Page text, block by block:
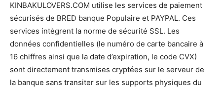
KINBAKULOVERS.COM utilise les services de paiement
sécurisés de BRED banque Populaire et PAYPAL. Ces
services intègrent la norme de sécurité SSL. Les
données confidentielles (le numéro de carte bancaire à
16 chiffres ainsi que la date d’expiration, le code CVX)
sont directement transmises cryptées sur le serveur de
la banque sans transiter sur les supports physiques du